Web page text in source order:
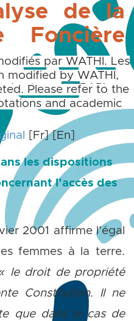
de la
Foncière
et rurale (IPAR),
[Fr] [En]
les dispositions
l’accès des
2001 affirme l’égal
femmes à la terre.
le droit de propriété
Constitution. Il ne
que dans le cas de
par WATHI. Les
ne sont pas
vous référer aux
des citations et des
modified by WATHI,
Please refer to the
and academic